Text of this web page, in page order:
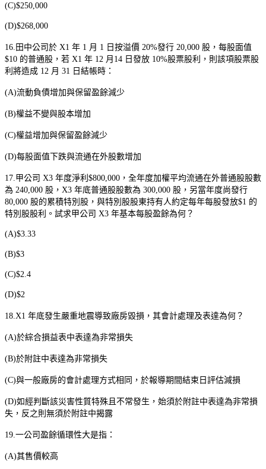
(C)$250,000
(D)$268,000
16. 田中公司於 X1 年 1 月 1 日按溢價 20%發行 20,000 股，每股面值
$10 的普通股，若 X1 年 12 月 14 日發放 10%股票股利，則該項股票股
利將造成 12 月 31 日結帳時：
(A)流動負債增加與保留盈餘減少
(B)權益不變與股本增加
(C)權益增加與保留盈餘減少
(D)每股面值下跌與流通在外股數增加
17. 甲公司 X3 年度淨利 $800,000 ，全年度加權平均流通在外普通股股數
為 240,000 股， X3 年底普通股股數為 300,000 股，另當年度尚發行
80,000 股的累積特別股，與特別股股東持有人約定每年每股發放$1 的
特別股股利。試求甲公司 X3 年基本每股盈餘為何？
(A)$3.33
(B)$3
(C)$2.4
(D)$2
18.X1 年底發生嚴重地震導致廠房毀損，其會計處理及表達為何？
(A)於綜合損益表中表達為非常損失
(B)於附註中表達為非常損失
(C)與一般廠房的會計處理方式相同，於報導期間結束日評估減損
(D)如經判斷該災害性質特殊且不常發生，始須於附註中表達為非常損
失，反之則無須於附註中揭露
19. 一公司盈餘循環性大是指：
(A)其售價較高